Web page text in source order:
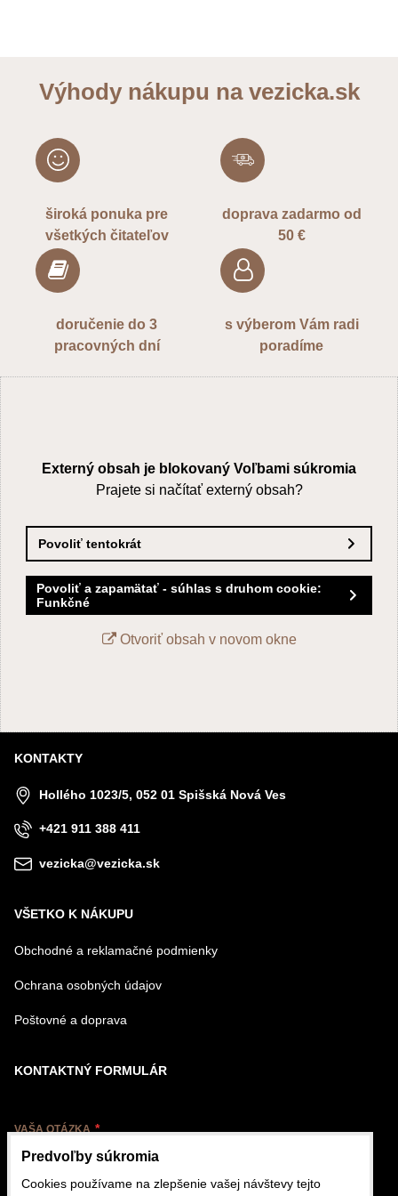
Výhody nákupu na vezicka.sk
široká ponuka pre
všetkých čitateľov
doprava zadarmo od
50 €
doručenie do 3
pracovných dní
s výberom Vám radi
poradíme
Externý obsah je blokovaný Voľbami súkromia
Prajete si načítať externý obsah?
Povoliť tentokrát
Povoliť a zapamätať - súhlas s druhom cookie:
Funkčné
Otvoriť obsah v novom okne
KONTAKTY
Hollého 1023/5, 052 01 Spišská Nová Ves
+421 911 388 411
vezicka@vezicka.sk
VŠETKO K NÁKUPU
Obchodné a reklamačné podmienky
Ochrana osobných údajov
Poštovné a doprava
KONTAKTNÝ FORMULÁR
VAŠA OTÁZKA
Predvoľby súkromia
Cookies používame na zlepšenie vašej návštevy tejto